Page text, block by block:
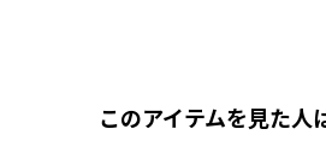
このアイテムを見た人